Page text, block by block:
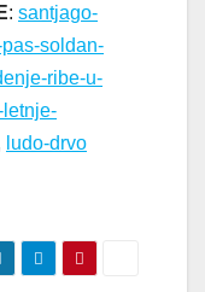
: santjago-
soldan-
ribe-u-
ludo-drvo